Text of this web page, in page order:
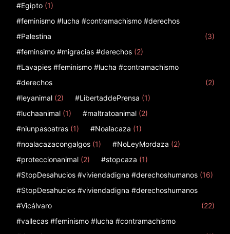
#Egipto (1)
#feminismo #lucha #contramachismo #derechos
#Palestina
(3)
#feminsimo #migracias #derechos (2)
#Lavapies #feminismo #lucha #contramachismo
#derechos
(2)
#leyanimal (2) #LibertaddePrensa (1)
#luchaanimal (1) #maltratoanimal (2)
#niunpasoatras (1) #Noalacaza (1)
#noalacazacongalgos (1) #NoLeyMordaza (2)
#proteccionanimal (2) #stopcaza (1)
#StopDesahucios #viviendadigna #derechoshumanos (16)
#StopDesahucios #viviendadigna #derechoshumanos
#Vicálvaro
(22)
#vallecas #feminismo #lucha #contramachismo